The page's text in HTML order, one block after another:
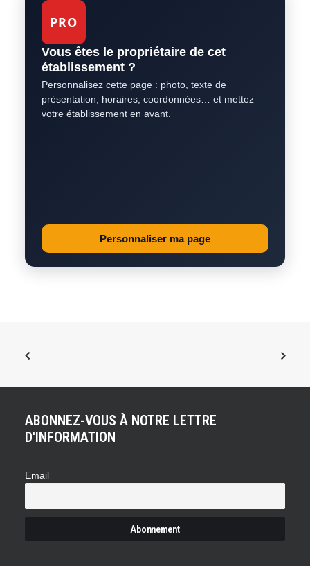
PRO
Vous êtes le propriétaire de cet
établissement ?
Personnalisez cette page : photo, texte de
présentation, horaires, coordonnées… et mettez
votre établissement en avant.
Personnaliser ma page
ABONNEZ-VOUS À NOTRE LETTRE
D'INFORMATION
Email